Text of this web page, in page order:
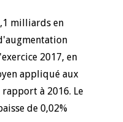
milliards en
2017, en
appliqué aux
à 2016. Le
de 0,02%